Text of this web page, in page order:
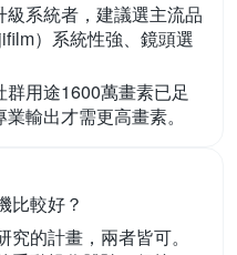
級系統者，建議選主流品
）系統性強、鏡頭選
群用途1600萬畫素已足
輸出才需更高畫素。
比較好？
的計畫，兩者皆可。